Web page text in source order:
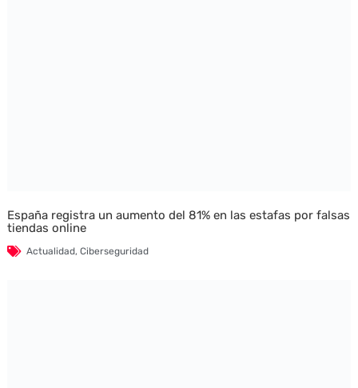
España registra un aumento del 81% en las estafas por falsas
tiendas online
Actualidad, Ciberseguridad